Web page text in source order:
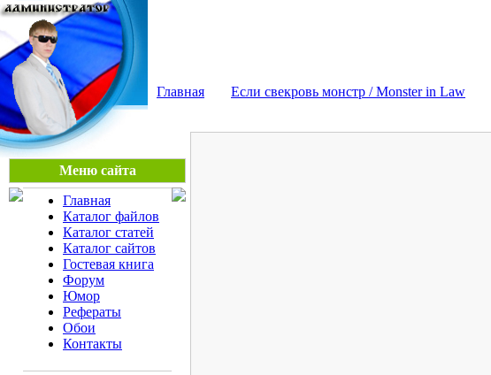
Главная Если свекровь монстр / Monster in Law
Меню сайта
Главная
Каталог файлов
Каталог статей
Каталог сайтов
Гостевая книга
Форум
Юмор
Рефераты
Обои
Контакты